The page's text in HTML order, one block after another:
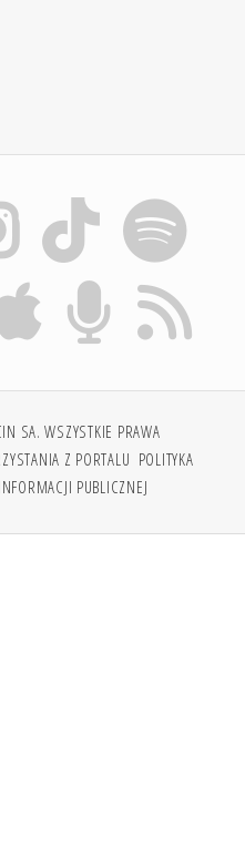
SA. WSZYSTKIE PRAWA
Z PORTALU POLITYKA
PUBLICZNEJ